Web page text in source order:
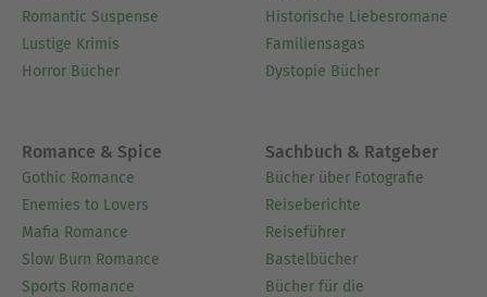
Romantic Suspense
Lustige Krimis
Horror Bücher
Historische Liebesromane
Familiensagas
Dystopie Bücher
Romance & Spice
Gothic Romance
Enemies to Lovers
Mafia Romance
Slow Burn Romance
Sports Romance
Sachbuch & Ratgeber
Bücher über Fotografie
Reiseberichte
Reiseführer
Bastelbücher
Bücher für die